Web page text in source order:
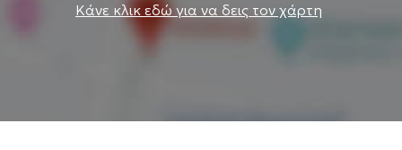
Κάνε κλικ εδώ για να δεις τον χάρτη